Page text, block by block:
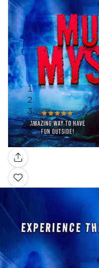
Galería